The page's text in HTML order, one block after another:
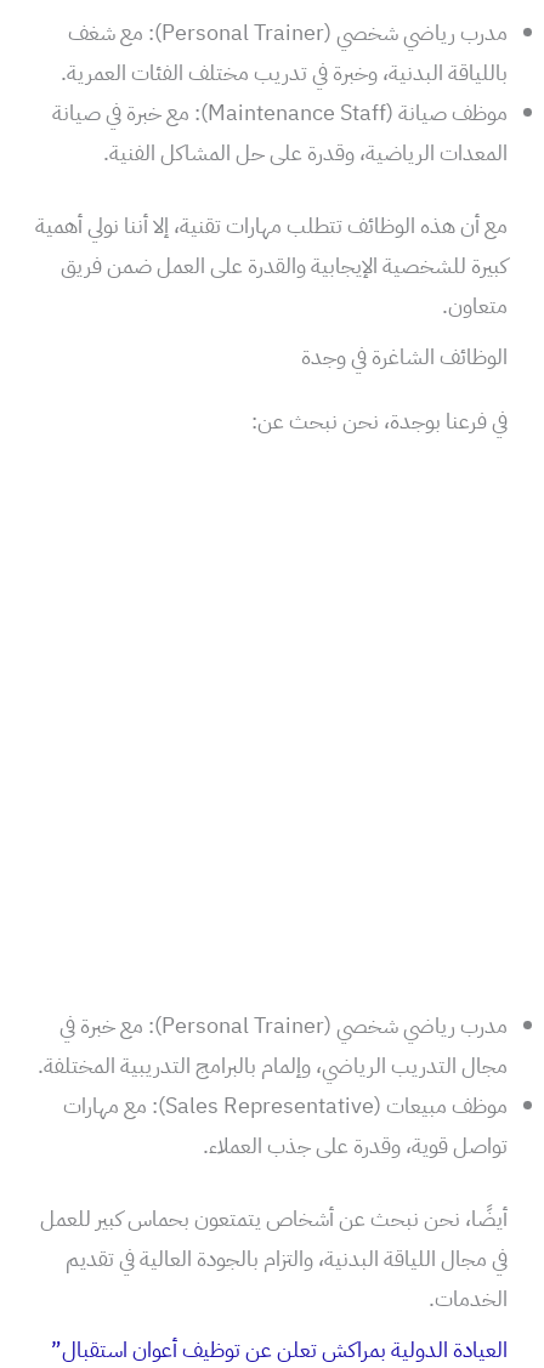
مدرب رياضي شخصي (Personal Trainer): مع شغف
باللياقة البدنية، وخبرة في تدريب مختلف الفئات العمرية.
موظف صيانة (Maintenance Staff): مع خبرة في صيانة
المعدات الرياضية، وقدرة على حل المشاكل الفنية.
مع أن هذه الوظائف تتطلب مهارات تقنية، إلا أننا نولي أهمية
كبيرة للشخصية الإيجابية والقدرة على العمل ضمن فريق
متعاون.
الوظائف الشاغرة في وجدة
في فرعنا بوجدة، نحن نبحث عن:
مدرب رياضي شخصي (Personal Trainer): مع خبرة في
مجال التدريب الرياضي، وإلمام بالبرامج التدريبية المختلفة.
موظف مبيعات (Sales Representative): مع مهارات
تواصل قوية، وقدرة على جذب العملاء.
أيضًا، نحن نبحث عن أشخاص يتمتعون بحماس كبير للعمل
في مجال اللياقة البدنية، والتزام بالجودة العالية في تقديم
الخدمات.
العيادة الدولية بمراكش تعلن عن توظيف أعوان استقبال”